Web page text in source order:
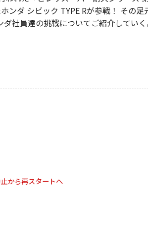
ンダ シビック TYPE Rが参戦！ その足
社員達の挑戦についてご紹介していく
から再スタートへ